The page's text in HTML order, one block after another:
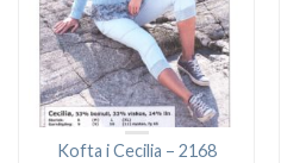
Kofta i Cecilia – 2168